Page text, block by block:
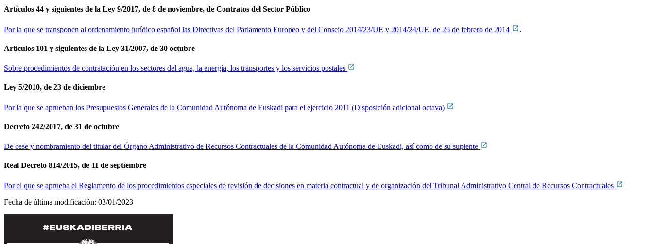
Artículos 44 y siguientes de la Ley 9/2017, de 8 de noviembre, de Contratos del Sector Público
Por la que se transponen al ordenamiento jurídico español las Directivas del Parlamento Europeo y del Consejo 2014/23/UE y 2014/24/UE, de 26 de febrero de 2014 .
Artículos 101 y siguientes de la Ley 31/2007, de 30 octubre
Sobre procedimientos de contratación en los sectores del agua, la energía, los transportes y los servicios postales
Ley 5/2010, de 23 de diciembre
Por la que se aprueban los Presupuestos Generales de la Comunidad Autónoma de Euskadi para el ejercicio 2011 (Disposición adicional octava)
Decreto 242/2017, de 31 de octubre
De cese y nombramiento del titular del Órgano Administrativo de Recursos Contractuales de la Comunidad Autónoma de Euskadi, así como de su suplente
Real Decreto 814/2015, de 11 de septiembre
Por el que se aprueba el Reglamento de los procedimientos especiales de revisión de decisiones en materia contractual y de organización del Tribunal Administrativo Central de Recursos Contractuales
Fecha de última modificación: 03/01/2023